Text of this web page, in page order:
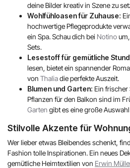
deine Bilder kreativ in Szene zu
Wohlfühloasen für Zuhause:
hochwertige Pflegeprodukte
ein Spa. Schau dich bei Notino
Sets.
Lesestoff für gemütliche
lesen, bietet ein spannender
von Thaliadie perfekte Auszeit.
Blumen und Garten: Ein frischer
Pflanzen für den Balkon sind im
Garten gibt es eine große
Stilvolle Akzente für
Wer lieber etwas Bleibendes schenkt,
Fashion tolle Inspirationen. Ein neues
gemütliche Heimtextilien von Erwin